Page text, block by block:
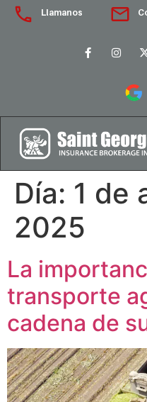
Llamanos
Día: 1 de
2025
La
transporte
cadena de